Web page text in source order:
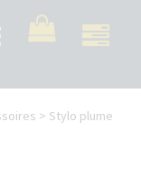
Toggle
navigation
> Stylo plume